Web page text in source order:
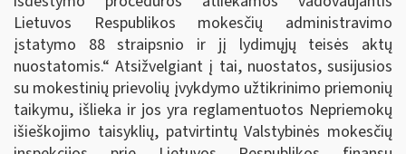
Lietuvos Respublikos mokesčių administravimo
įstatymo 88 straipsnio ir jį lydimųjų teisės aktų
nuostatomis.“ Atsižvelgiant į tai, nuostatos, susijusios
su mokestinių prievolių įvykdymo užtikrinimo priemonių
taikymu, išlieka ir jos yra reglamentuotos Nepriemokų
išieškojimo taisyklių, patvirtintų Valstybinės mokesčių